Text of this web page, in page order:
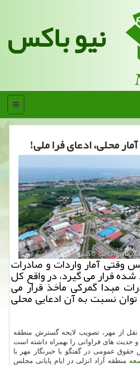
نیو باکس
منو
محلی، ادعای فرا ملی!
وقتی آمار واردات و صادرات
شده قرار می گیرد، در واقع كل
مبدا گمركی مأخذ قرار می
توان نسبت به آن ادعایی محلی
نقل از مهر، تصویب لایحه گسترش منطقه
و حدیث های فراوانی را بهمراه داشته است
حقوق عمومی در گفتگو با خبرنگار مهر با
منطقه آزاد انزلی در ایام پایانی مجلس